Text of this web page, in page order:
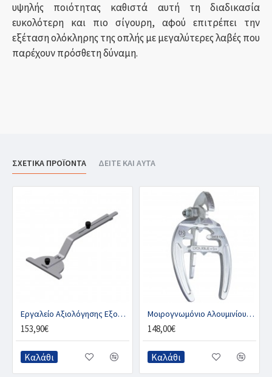
υψηλής ποιότητας καθιστά αυτή τη διαδικασία
ευκολότερη και πιο σίγουρη, αφού επιτρέπει την
εξέταση ολόκληρης της οπλής με μεγαλύτερες λαβές που
παρέχουν πρόσθετη δύναμη.
ΣΧΕΤΙΚΑ ΠΡΟΪΟΝΤΑ ΔΕΙΤΕ ΚΑΙ ΑΥΤΑ
Εργαλείο Αξιολόγησης Εξονυχισμού, TDL
153,90€
Καλάθι
Μοιρογνωμόνιο Αλουμινίου, DOUBLE-S
148,00€
Καλάθι